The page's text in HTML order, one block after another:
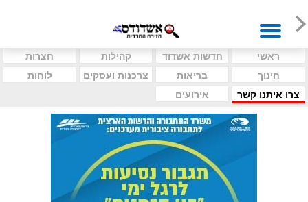
ראשי חדשות אשדוד קהילות
חצרות
חינוך
בריאות צרכנות ועסקים
לוחות
צרו איתנו קשר
אירועים